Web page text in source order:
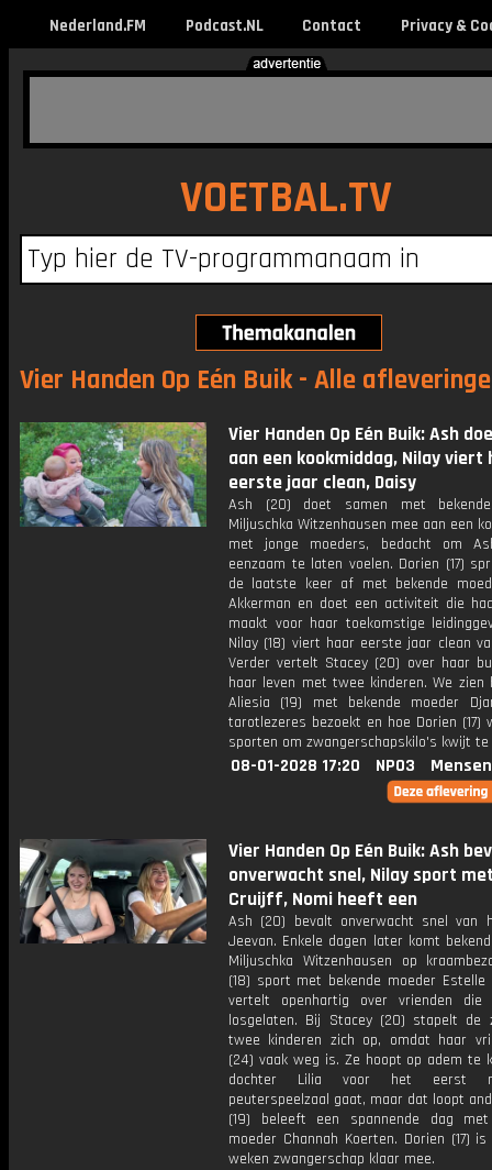
Nederland.FM Podcast.NL Contact Privacy &
VOETBAL.TV
Vier Handen Op Eén Buik - Alle
Vier Handen Op Eén Buik: Ash
aan een kookmiddag, Nilay viert
eerste jaar clean, Daisy
Ash (20) doet samen met
Miljuschka Witzenhausen mee aan een
met jonge moeders, bedacht om
eenzaam te laten voelen. Dorien (17)
de laatste keer af met bekende
Akkerman en doet een activiteit die
maakt voor haar toekomstige
Nilay (18) viert haar eerste jaar clean
Verder vertelt Stacey (20) over haar
haar leven met twee kinderen. We zien
Aliesia (19) met bekende moeder
tarotlezeres bezoekt en hoe Dorien (17)
sporten om zwangerschapskilo's kwijt te
08-01-2028 17:20 NPO3
Vier Handen Op Eén Buik: Ash
onverwacht snel, Nilay sport
Cruijff, Nomi heeft een
Ash (20) bevalt onverwacht snel van
Jeevan. Enkele dagen later komt
Miljuschka Witzenhausen op
(18) sport met bekende moeder
vertelt openhartig over vrienden
losgelaten. Bij Stacey (20) stapelt de
twee kinderen zich op, omdat haar
(24) vaak weg is. Ze hoopt op adem te
dochter Lilia voor het eerst
peuterspeelzaal gaat, maar dat loopt
(19) beleeft een spannende dag met
moeder Channah Koerten. Dorien (17)
weken zwangerschap klaar mee.